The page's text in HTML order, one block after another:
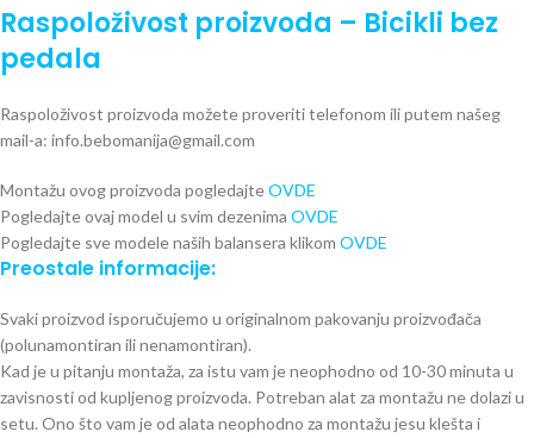
Raspoloživost proizvoda – Bicikli bez
pedala
Raspoloživost proizvoda možete proveriti telefonom ili putem našeg
mail-a: info.bebomanija@gmail.com
Montažu ovog proizvoda pogledajteOVDE
Pogledajte ovaj model u svim dezenima OVDE
Pogledajte sve modele naših balansera klikom OVDE
Preostale informacije:
Svaki proizvod isporučujemo u originalnom pakovanju proizvođača
(polunamontiran ili nenamontiran).
Kad je u pitanju montaža, za istu vam je neophodno od 10-30 minuta u
zavisnosti od kupljenog proizvoda. Potreban alat za montažu ne dolazi u
setu. Ono što vam je od alata neophodno za montažu jesu klešta i